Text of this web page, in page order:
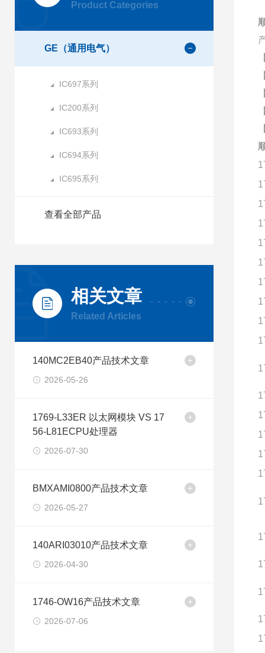
Product Categories
GE（通用电气）
IC697系列
IC200系列
IC693系列
IC694系列
IC695系列
查看全部产品
相关文章
Related Articles
140MC2EB40产品技术文章
2026-05-26
1769-L33ER 以太网模块 VS 17
56-L81ECPU处理器
2026-07-30
BMXAMI0800产品技术文章
2026-05-27
140ARI03010产品技术文章
2026-04-30
1746-OW16产品技术文章
2026-07-06